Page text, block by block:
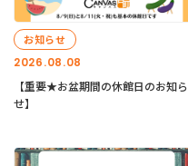
2026.08.08
お知らせ
【重要★お盆期間の休館日のお知ら
せ】